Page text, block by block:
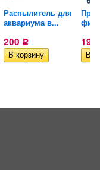
Распылитель для
аквариума в...
200 Р 198